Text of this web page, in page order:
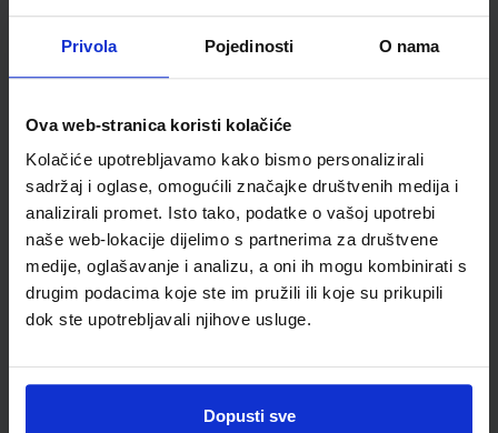
Privola Pojedinosti O nama
Ova web-stranica koristi kolačiće
Kolačiće upotrebljavamo kako bismo personalizirali
sadržaj i oglase, omogućili značajke društvenih medija i
analizirali promet. Isto tako, podatke o vašoj upotrebi
naše web-lokacije dijelimo s partnerima za društvene
medije, oglašavanje i analizu, a oni ih mogu kombinirati s
drugim podacima koje ste im pružili ili koje su prikupili
dok ste upotrebljavali njihove usluge.
Dopusti sve
Autor
Nena Tomić-Solar
Vrsta škole
3 STRUKOVNA
Nastavni predmet
ZDRAVST. I MED.ŠKOLE
Reg br min
1373